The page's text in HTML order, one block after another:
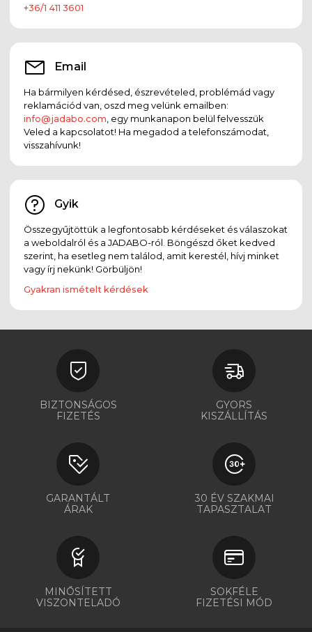
+36/1 411 3601
Email
Ha bármilyen kérdésed, észrevételed, problémád vagy
reklamációd van, oszd meg velünk emailben:
info@jadabo.com , egy munkanapon belül felvesszük
Veled a kapcsolatot! Ha megadod a telefonszámodat,
visszahívunk!
Gyik
Összegyűjtöttük a legfontosabb kérdéseket és válaszokat
a weboldalról és a JADABO-ról. Böngészd őket kedved
szerint, ha esetleg nem találod, amit kerestél, hívj minket
vagy írj nekünk! Görbüljön!
Gyakran ismételt kérdések
BIZTONSÁGOS
FIZETÉS
GYORS
KISZÁLLÍTÁS
GARANTÁLT
ÁRAK
30 ÉV SZAKMAI
TAPASZTALAT
MINŐSÍTETT
VISZONTELADÓ
SOKFÉLE
FIZETÉSI MÓD